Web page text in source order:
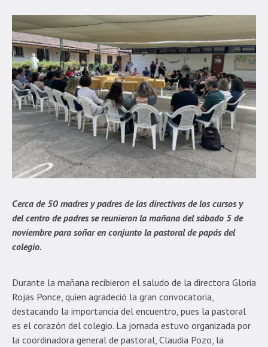
Cerca de 50 madres y padres de las directivas de los cursos y
del centro de padres se reunieron la mañana del sábado 5 de
noviembre para soñar en conjunto la pastoral de papás del
colegio.
Durante la mañana recibieron el saludo de la directora Gloria
Rojas Ponce, quien agradeció la gran convocatoria,
destacando la importancia del encuentro, pues la pastoral
es el corazón del colegio. La jornada estuvo organizada por
la coordinadora general de pastoral, Claudia Pozo, la